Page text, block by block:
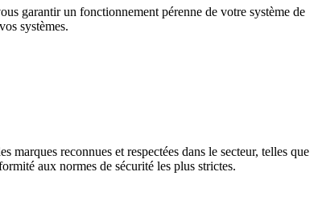
garantir un fonctionnement pérenne de votre système de
systèmes.
reconnues et respectées dans le secteur, telles que
aux normes de sécurité les plus strictes.